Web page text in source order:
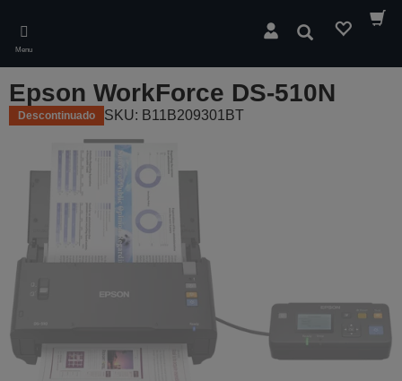
main
content
Menu
Pesquisar
Epson WorkForce DS-510N
Descontinuado SKU: B11B209301BT